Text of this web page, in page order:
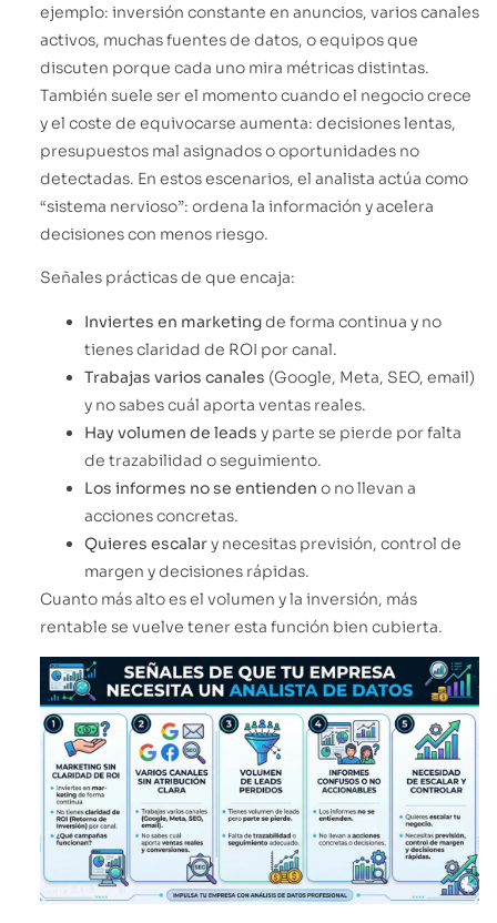
ejemplo: inversión constante en anuncios, varios canales
activos, muchas fuentes de datos, o equipos que
discuten porque cada uno mira métricas distintas.
También suele ser el momento cuando el negocio crece
y el coste de equivocarse aumenta: decisiones lentas,
presupuestos mal asignados o oportunidades no
detectadas. En estos escenarios, el analista actúa como
“sistema nervioso”: ordena la información y acelera
decisiones con menos riesgo.
Señales prácticas de que encaja:
Inviertes en marketingde forma continua y no
tienes claridad de ROI por canal.
Trabajas varios canales (Google, Meta, SEO, email)
y no sabes cuál aporta ventas reales.
Hay volumen de leads y parte se pierde por falta
de trazabilidad o seguimiento.
Los informes no se entienden o no llevan a
acciones concretas.
Quieres escalary necesitas previsión, control de
margen y decisiones rápidas.
Cuanto más alto es el volumen y la inversión, más
rentable se vuelve tener esta función bien cubierta.